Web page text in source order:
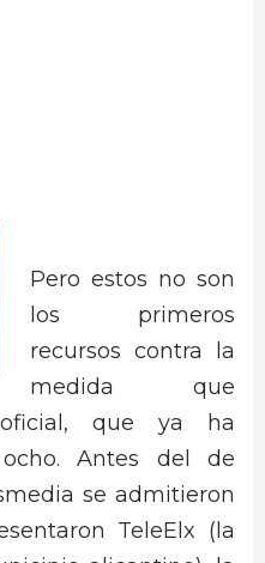
Pero estos no son
los primeros
recursos contra la
medida que
que ya ha
Antes del de
se admitieron
TeleElx (la